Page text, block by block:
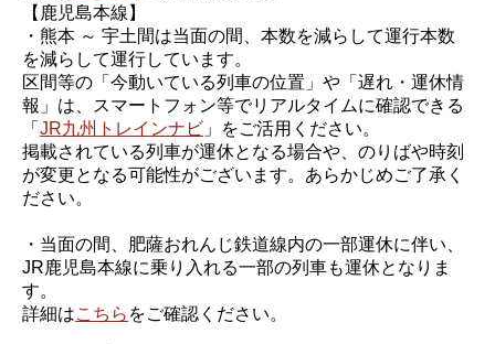
【鹿児島本線】
・熊本 ～ 宇土間は当面の間、本数を減らして運行本数
を減らして運行しています。
区間等の「今動いている列車の位置」や「遅れ・運休情
報」は、スマートフォン等でリアルタイムに確認できる
「JR九州トレインナビ 」をご活用ください。
掲載されている列車が運休となる場合や、のりばや時刻
が変更となる可能性がございます。あらかじめご了承く
ださい。
・当面の間、肥薩おれんじ鉄道線内の一部運休に伴い、
JR鹿児島本線に乗り入れる一部の列車も運休となりま
す。
詳細はこちら をご確認ください。